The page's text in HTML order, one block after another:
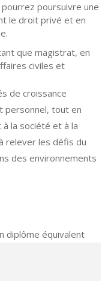
pourrez poursuivre une
le droit privé et en
que magistrat, en
civiles et
de croissance
personnel, tout en
la société et à la
relever les défis du
des environnements
diplôme équivalent